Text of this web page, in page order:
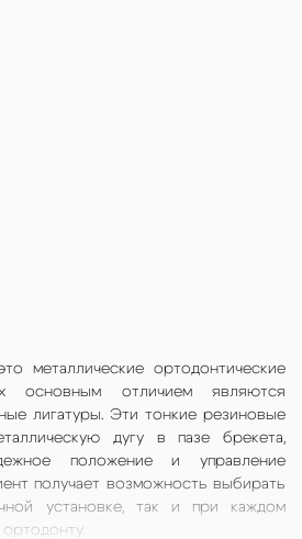
металлические ортодонтические
основным отличием являются
лигатуры. Эти тонкие резиновые
дугу в пазе брекета,
положение и управление
получает возможность выбирать
установке, так и при каждом